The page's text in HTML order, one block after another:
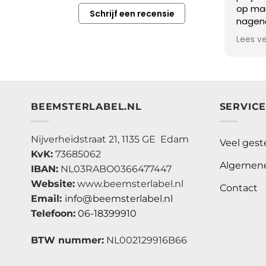
Schrijf een recensie
op
zitten!
dagen
We
Lees
BEEMSTERLABEL.NL
Nijverheidstraat 21, 1135 GE Edam
KvK: 73685062
IBAN: NL03RABO0366477447
Website: www.beemsterlabel.nl
Email: info@beemsterlabel.nl
Telefoon: 06-18399910
BTW nummer: NL002129916B66
SERVICE
Veel
Contact